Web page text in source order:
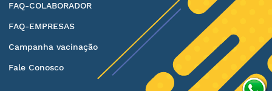
FAQ-COLABORADOR
FAQ-EMPRESAS
Campanha vacinação
Fale Conosco